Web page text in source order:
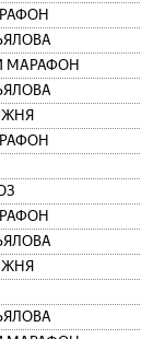
МАРАФОН